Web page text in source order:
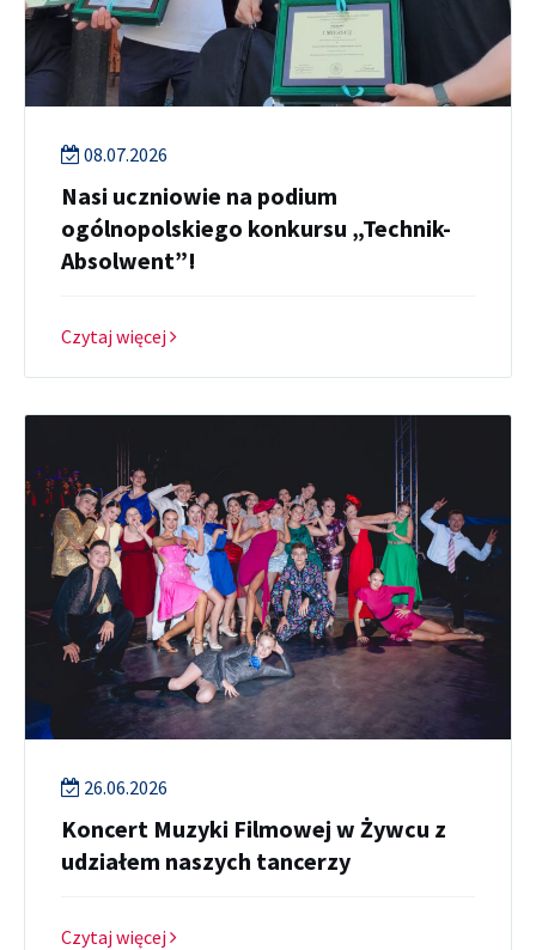
08.07.2026
Nasi uczniowie na podium
ogólnopolskiego konkursu „Technik-
Absolwent”!
Czytaj więcej
26.06.2026
Koncert Muzyki Filmowej w Żywcu z
udziałem naszych tancerzy
Czytaj więcej